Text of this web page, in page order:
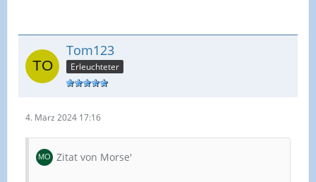
Tom123
Erleuchteter
4. März 2024 17:16
Zitat von Morse'